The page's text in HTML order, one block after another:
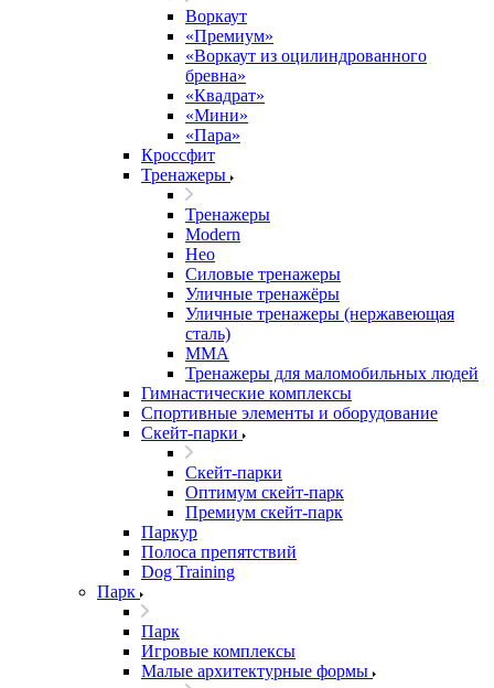
Воркаут
«Премиум»
«Воркаут из оцилиндрованного
бревна»
«Квадрат»
«Мини»
«Пара»
Кроссфит
Тренажеры
Тренажеры
Modern
Нео
Силовые тренажеры
Уличные тренажёры
Уличные тренажеры (нержавеющая
сталь)
ММА
Тренажеры для маломобильных людей
Гимнастические комплексы
Спортивные элементы и оборудование
Скейт-парки
Скейт-парки
Оптимум скейт-парк
Премиум скейт-парк
Паркур
Полоса препятствий
Dog Training
Парк
Парк
Игровые комплексы
Малые архитектурные формы